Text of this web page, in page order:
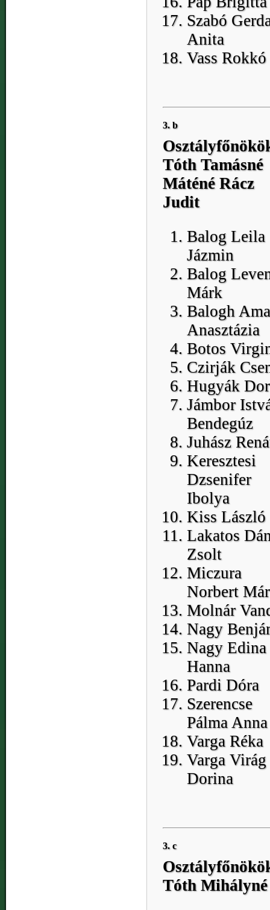
Szabó
Anita
Vass Rokkó
3. b
Tóth Tamásné
Máténé Rácz
Judit
Balog Leila
Jázmin
Balog
Márk
Balogh
Anasztázia
Botos
Czirják
Hugyák
Jámbor
Bendegúz
Juhász
Keresztesi
Dzsenifer
Ibolya
Kiss László
Lakatos
Zsolt
Miczura
Norbert
Molnár
Nagy
Nagy Edina
Hanna
Pardi Dóra
Szerencse
Pálma Anna
Varga Réka
Varga Virág
Dorina
3. c
Tóth Mihályné